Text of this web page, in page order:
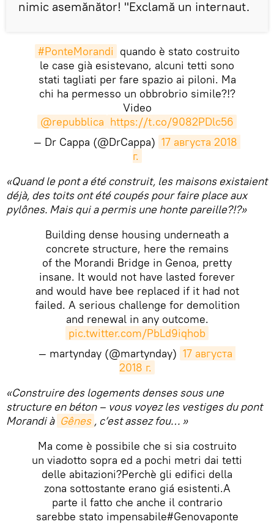
nimic asemănător! "Exclamă un internaut.
#PonteMorandi quando è stato costruito
le case già esistevano, alcuni tetti sono
stati tagliati per fare spazio ai piloni. Ma
chi ha permesso un obbrobrio simile?!?
Video
@repubblica https://t.co/9082PDlc56
— Dr Cappa (@DrCappa) 17 августа 2018
г.
«Quand le pont a été construit, les maisons existaient
déjà, des toits ont été coupés pour faire place aux
pylônes. Mais qui a permis une honte pareille?!?»
Building dense housing underneath a
concrete structure, here the remains
of the Morandi Bridge in Genoa, pretty
insane. It would not have lasted forever
and would have bee replaced if it had not
failed. A serious challenge for demolition
and renewal in any outcome.
pic.twitter.com/PbLd9iqhob
— martynday (@martynday) 17 августа
2018 г.
«Construire des logements denses sous une
structure en béton – vous voyez les vestiges du pont
Morandi à Gênes , c’est assez fou… »
Ma come è possibile che si sia costruito
un viadotto sopra ed a pochi metri dai tetti
delle abitazioni?Perchè gli edifici della
zona sottostante erano giá esistenti.A
parte il fatto che anche il contrario
sarebbe stato impensabile#Genovaponte